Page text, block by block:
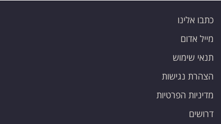
כתבו אלינו
מייל אדום
תנאי שימוש
הצהרת נגישות
מדיניות הפרטיות
דרושים